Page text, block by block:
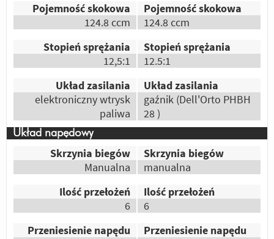
2T
Autor:Kuki
tym idzie i ten wygdląd.
Odpowiedz |
Jest szybszy
Odpowiedz| Przydatna (
Wygląd
Malowanie
Silnik
Pojemność skokowa
124.8 ccm
124.8 ccm
Pojemność skokowa
Stopień sprężania
12,5:1
12.5:1
Stopień sprężania
Układ zasilania
elektroniczny wtrysk
paliwa
gaźnik (Dell'Orto PHBH
28 )
Układ zasilania
Układ napędowy
Skrzynia biegów
Manualna
manualna
Skrzynia biegów
Ilość przełożeń
6
6
Ilość przełożeń
Przeniesienie napędu
Przeniesienie napędu